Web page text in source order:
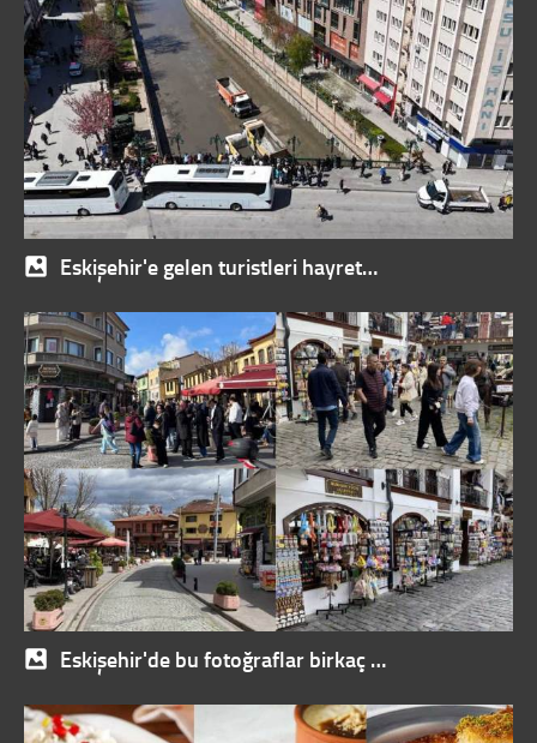
Eskişehir'e gelen turistleri hayret…
Eskişehir'de bu fotoğraflar birkaç …